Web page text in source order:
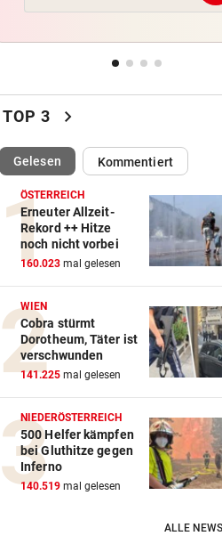
Großeinsatz nach
Sager wirkt
Fehlstart komplett! Nächste
Wieder Muren nach
Dramatik im Valser Tal
IN GREENSBORO
Straka verpasst bei PGA-
den Cut vorzeitig
SCHRIEB WM-GESCHICHTE vor
Bayern kassiert Millionen –
TOP 3 chevron_right
Gelesen(ausgewählt)Kommentiert
ÖSTERREICH
Erneuter Allzeit-
Rekord ++ Hitze
noch nicht vorbei
160.023 mal gelesen
WIEN
Cobra stürmt
Dorotheum, Täter ist
verschwunden
141.225 mal gelesen
NIEDERÖSTERREICH
500 Helfer kämpfen
bei Gluthitze gegen
Inferno
140.519 mal gelesen
ALLE